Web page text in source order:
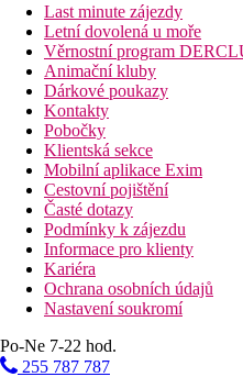
Last minute zájezdy
Letní dovolená u moře
Věrnostní program
Animační kluby
Dárkové poukazy
Kontakty
Pobočky
Klientská sekce
Mobilní aplikace Exim
Cestovní pojištění
Časté dotazy
Podmínky k zájezdu
Informace pro klienty
Kariéra
Ochrana osobních údajů
Nastavení soukromí
Po-Ne 7-22 hod.
255 787 787